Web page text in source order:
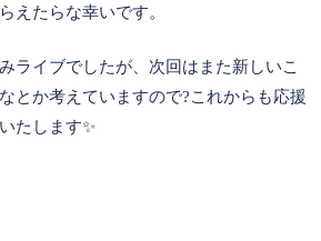
えたらな幸いです。
ライブでしたが、次回はまた新しいこ
とか考えていますので?これからも応援
たします✨